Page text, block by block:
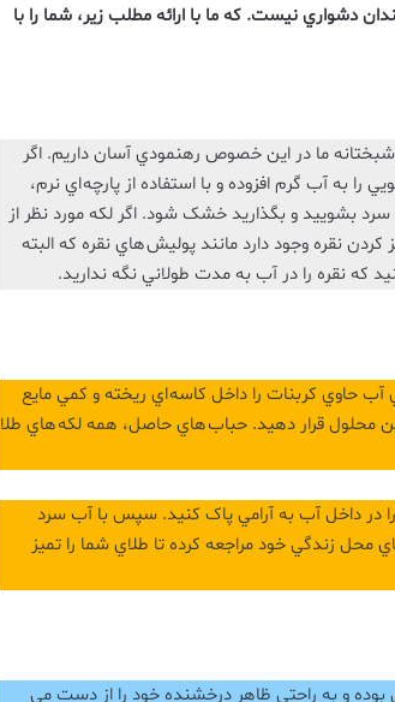
دشواري نيست. که ما با ارائه مطلب زير، شما را با
ما در اين خصوص رهنمودي آسان داريم. اگر
به آب گرم افزوده و با استفاده از پارچه اي نرم،
بشوييد و بگذاريد خشک شود. اگر لکه مورد نظر از
نقره وجود دارد مانند پوليش هاي نقره که البته
که نقره را در آب به مدت طولاني نگه نداريد.
حاوي کربنات را داخل کاسه اي ريخته و کمي مايع
محلول قرار دهيد. حباب هاي حاصل، همه لکه هاي طلا
در داخل آب به آرامي پاک کنيد. سپس با آب سرد
محل زندگي خود مراجعه کرده تا طلاي شما را تميز
بوده و به راحتي ظاهر درخشنده خود را از دست مي